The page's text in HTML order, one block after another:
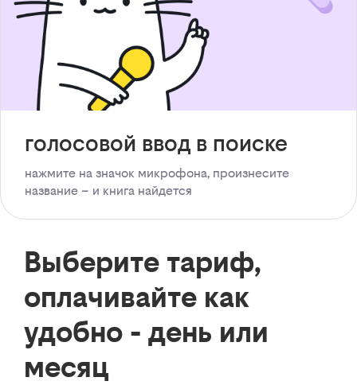
голосовой ввод в поиске
нажмите на значок микрофона, произнесите
название – и книга найдется
Выберите тариф,
оплачивайте как
удобно - день или
месяц